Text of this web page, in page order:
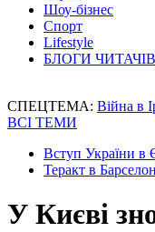
Шоу-бізнес
Спорт
Lifestyle
БЛОГИ ЧИТАЧІВ
СПЕЦТЕМА: Війна в
ВСІ ТЕМИ
Вступ України в
Теракт в
У Києві